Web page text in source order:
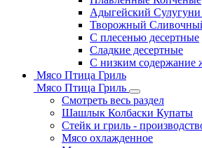
Адыгейский
Творожный
С плесенью десертные
Сладкие десертные
С низким содержание
Мясо Птица Гриль
Мясо Птица Гриль
Смотреть весь раздел
Шашлык Колбаски Купаты
Стейк и гриль -
Мясо охлажденное